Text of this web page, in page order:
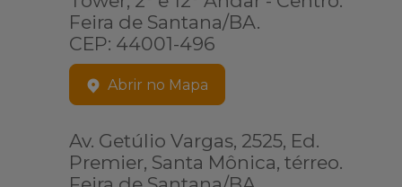
Feira de Santana/BA.
CEP: 44001-496
Abrir no Mapa
Av. Getúlio Vargas, 2525, Ed.
Premier, Santa Mônica, térreo.